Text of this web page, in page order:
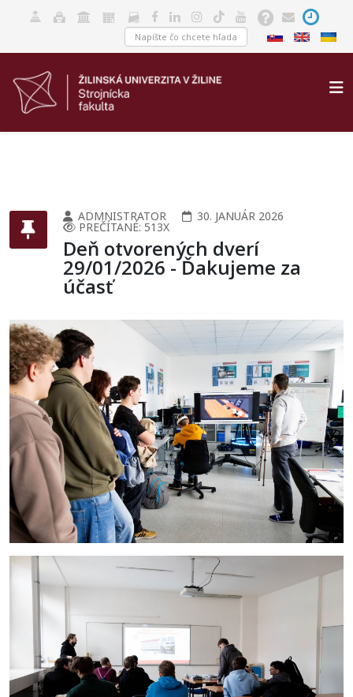
ADMNISTRATOR 30. JANUÁR 2026
PREČÍTANÉ: 513X
Deň otvorených dverí
29/01/2026 - Ďakujeme za
účasť